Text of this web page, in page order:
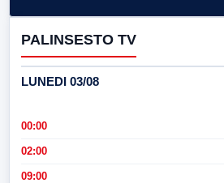
PALINSESTO TV
LUNEDI 03/08
00:00
02:00
09:00